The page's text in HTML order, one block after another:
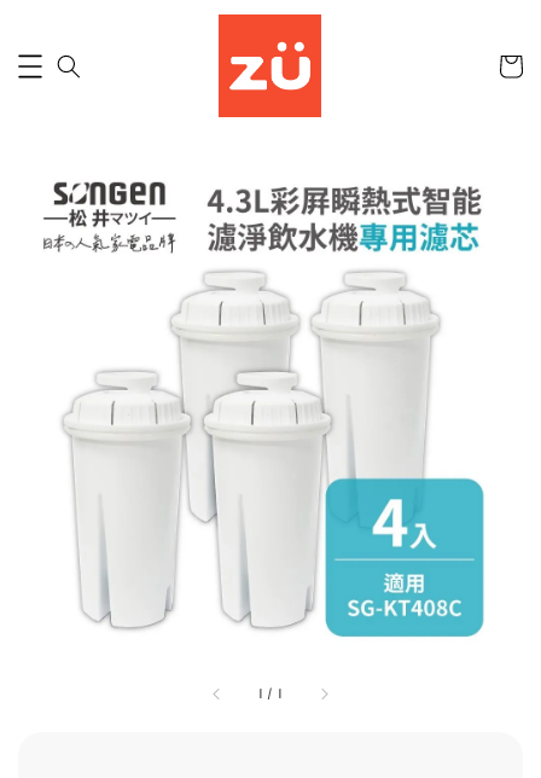
1 / 1